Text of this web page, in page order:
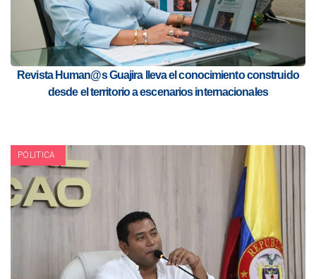
Revista Human@s Guajira lleva el conocimiento construido
desde el territorio a escenarios internacionales
POLITICA